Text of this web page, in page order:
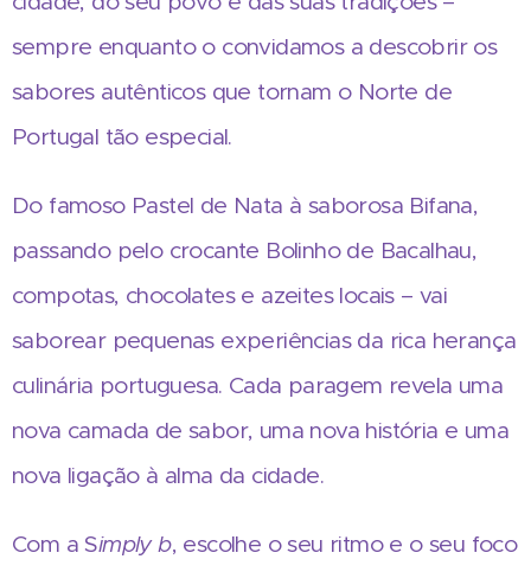
sempre enquanto o convidamos a descobrir os
sabores autênticos que tornam o Norte de
Portugal tão especial.
Do famoso Pastel de Nata à saborosa Bifana,
passando pelo crocante Bolinho de Bacalhau,
compotas, chocolates e azeites locais – vai
saborear pequenas experiências da rica herança
culinária portuguesa. Cada paragem revela uma
nova camada de sabor, uma nova história e uma
nova ligação à alma da cidade.
Com a Simply b, escolhe o seu ritmo e o seu foco